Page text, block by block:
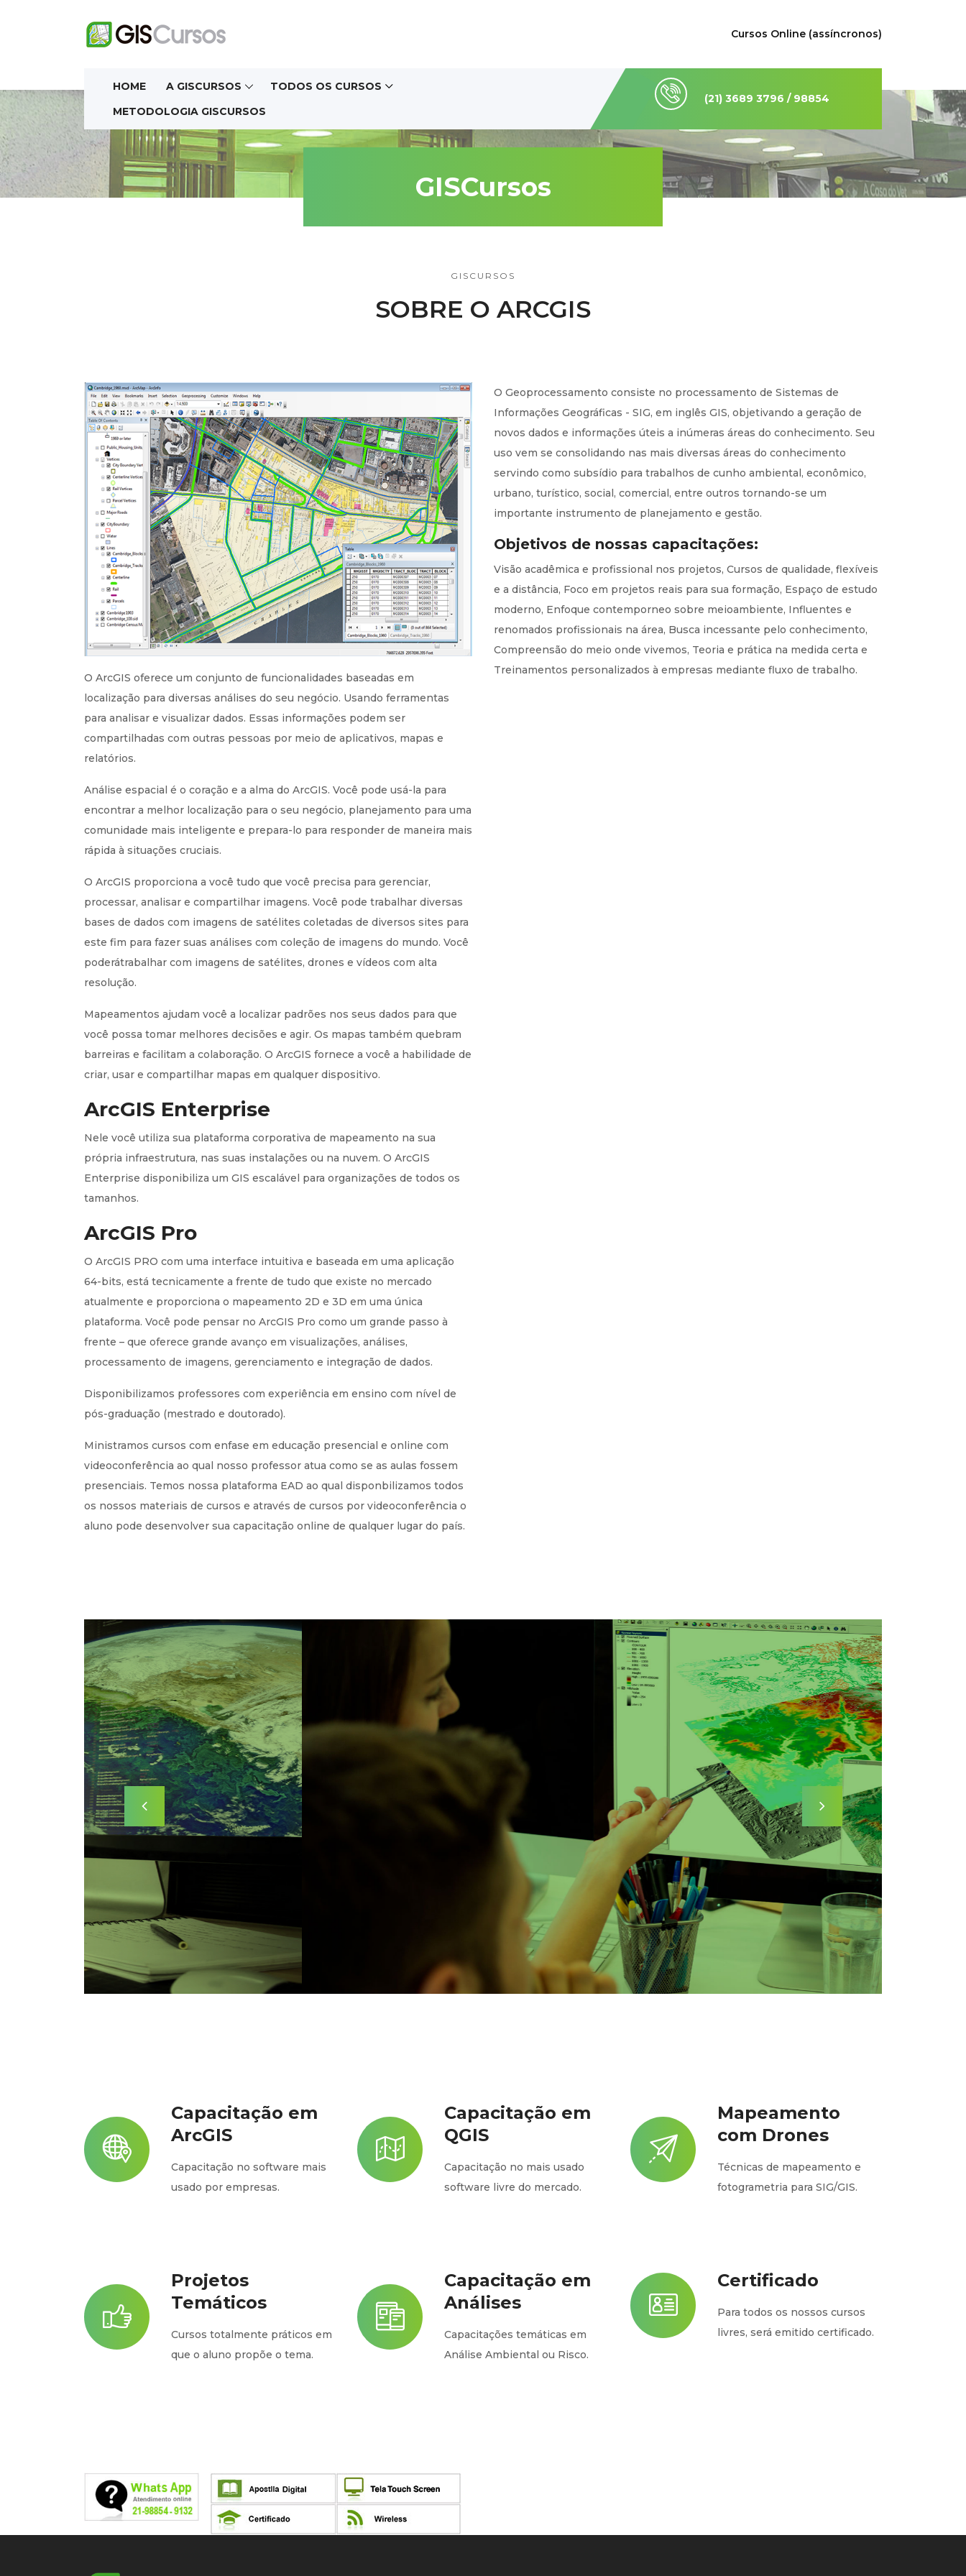
Cursos Online (assíncronos)
HOME A GISCURSOS
TODOS OS CURSOS
METODOLOGIA GISCURSOS
(21) 3689 3796 / 98854
9132
GISCursos
GISCURSOS
SOBRE O ARCGIS
O ArcGIS oferece um conjunto de funcionalidades baseadas em
localização para diversas análises do seu negócio. Usando ferramentas
para analisar e visualizar dados. Essas informações podem ser
compartilhadas com outras pessoas por meio de aplicativos, mapas e
relatórios.
Análise espacial é o coração e a alma do ArcGIS. Você pode usá-la para
encontrar a melhor localização para o seu negócio, planejamento para uma
comunidade mais inteligente e prepara-lo para responder de maneira mais
rápida à situações cruciais.
O ArcGIS proporciona a você tudo que você precisa para gerenciar,
processar, analisar e compartilhar imagens. Você pode trabalhar diversas
bases de dados com imagens de satélites coletadas de diversos sites para
este fim para fazer suas análises com coleção de imagens do mundo. Você
poderátrabalhar com imagens de satélites, drones e vídeos com alta
resolução.
Mapeamentos ajudam você a localizar padrões nos seus dados para que
você possa tomar melhores decisões e agir. Os mapas também quebram
barreiras e facilitam a colaboração. O ArcGIS fornece a você a habilidade de
criar, usar e compartilhar mapas em qualquer dispositivo.
ArcGIS Enterprise
Nele você utiliza sua plataforma corporativa de mapeamento na sua
própria infraestrutura, nas suas instalações ou na nuvem. O ArcGIS
Enterprise disponibiliza um GIS escalável para organizações de todos os
tamanhos.
ArcGIS Pro
O ArcGIS PRO com uma interface intuitiva e baseada em uma aplicação
64-bits, está tecnicamente a frente de tudo que existe no mercado
atualmente e proporciona o mapeamento 2D e 3D em uma única
plataforma. Você pode pensar no ArcGIS Pro como um grande passo à
frente – que oferece grande avanço em visualizações, análises,
processamento de imagens, gerenciamento e integração de dados.
Disponibilizamos professores com experiência em ensino com nível de
pós-graduação (mestrado e doutorado).
Ministramos cursos com enfase em educação presencial e online com
videoconferência ao qual nosso professor atua como se as aulas fossem
presenciais. Temos nossa plataforma EAD ao qual disponbilizamos todos
os nossos materiais de cursos e através de cursos por videoconferência o
aluno pode desenvolver sua capacitação online de qualquer lugar do país.
O Geoprocessamento consiste no processamento de Sistemas de
Informações Geográficas - SIG, em inglês GIS, objetivando a geração de
novos dados e informações úteis a inúmeras áreas do conhecimento. Seu
uso vem se consolidando nas mais diversas áreas do conhecimento
servindo como subsídio para trabalhos de cunho ambiental, econômico,
urbano, turístico, social, comercial, entre outros tornando-se um
importante instrumento de planejamento e gestão.
Objetivos de nossas capacitações:
Visão acadêmica e profissional nos projetos, Cursos de qualidade, flexíveis
e a distância, Foco em projetos reais para sua formação, Espaço de estudo
moderno, Enfoque contemporneo sobre meioambiente, Influentes e
renomados profissionais na área, Busca incessante pelo conhecimento,
Compreensão do meio onde vivemos, Teoria e prática na medida certa e
Treinamentos personalizados à empresas mediante fluxo de trabalho.
Capacitação em
ArcGIS
Capacitação no software mais
usado por empresas.
Capacitação em
QGIS
Capacitação no mais usado
software livre do mercado.
Mapeamento
com Drones
Técnicas de mapeamento e
fotogrametria para SIG/GIS.
Projetos
Temáticos
Cursos totalmente práticos em
que o aluno propõe o tema.
Capacitação em
Análises
Capacitações temáticas em
Análise Ambiental ou Risco.
Certificado
Para todos os nossos cursos
livres, será emitido certificado.